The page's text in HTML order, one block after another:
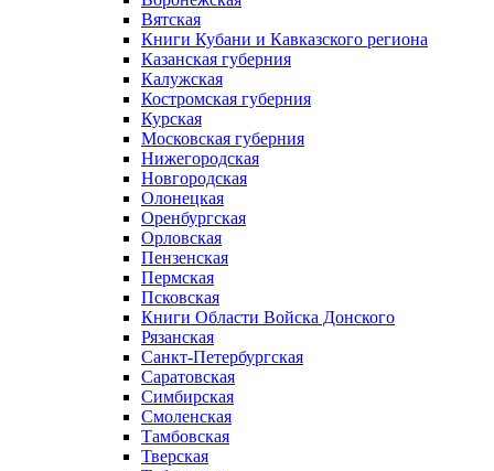
Вятская
Книги Кубани и Кавказского региона
Казанская губерния
Калужская
Костромская губерния
Курская
Московская губерния
Нижегородская
Новгородская
Олонецкая
Оренбургская
Орловская
Пензенская
Пермская
Псковская
Книги Области Войска Донского
Рязанская
Санкт-Петербургская
Саратовская
Симбирская
Смоленская
Тамбовская
Тверская